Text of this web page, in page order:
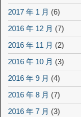
2017 年 1 月 (6)
2016 年 12 月 (7)
2016 年 11 月 (2)
2016 年 10 月 (3)
2016 年 9 月 (4)
2016 年 8 月 (7)
2016 年 7 月 (3)